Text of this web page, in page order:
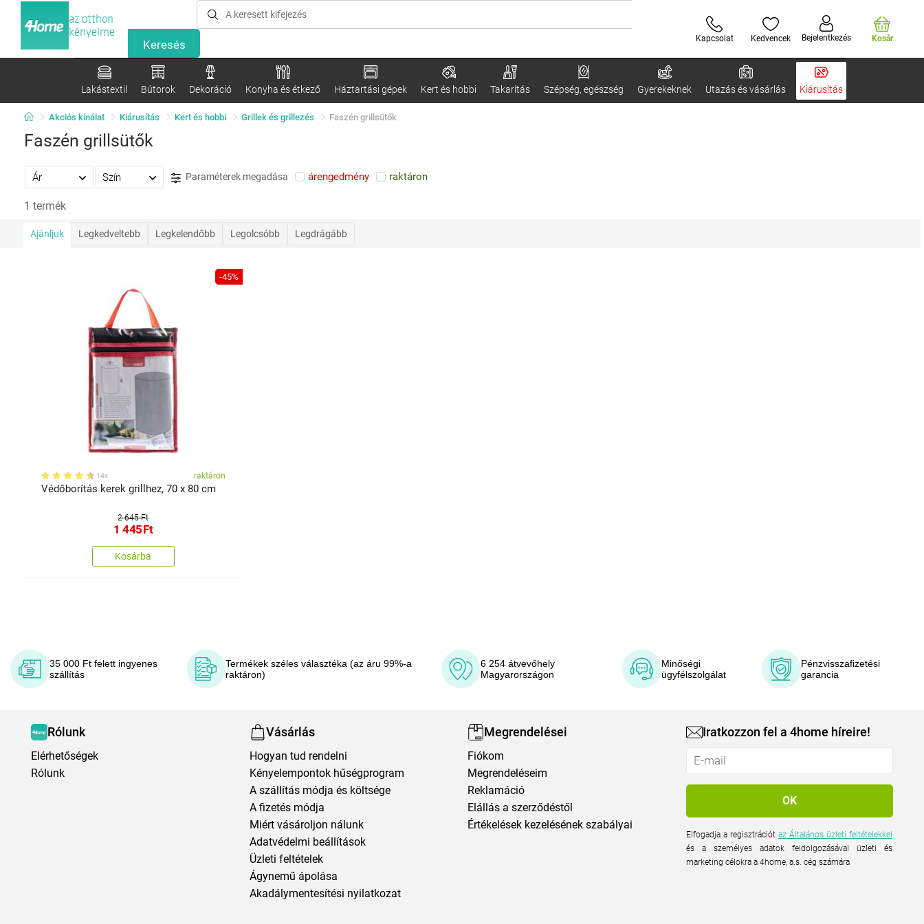
az otthon
kényelme
Kapcsolat Kedvencek Bejelentkezés Kosár
Lakástextil Bútorok Dekoráció Konyha és étkező Háztartási gépek Kert és hobbi Takarítás Szépség, egészség Gyerekeknek Utazás és vásárlás Kiárusítás
Akciós kínálat Kiárusítás Kert és hobbi Grillek és grillezés Faszén grillsütők
Faszén grillsütők
Ár Szín Paraméterek megadása árengedmény raktáron
1 termék
Ajánljuk Legkedveltebb Legkelendőbb Legolcsóbb Legdrágább
-45%
14x raktáron
Védőborítás kerek grillhez, 70 x 80 cm
2 645 Ft
1 445Ft
Kosárba
35 000 Ft felett ingyenes
szállítás
Termékek széles választéka (az áru 99%-a
raktáron)
6 254 átvevőhely
Magyarországon
Minőségi
ügyfélszolgálat
Pénzvisszafizetési
garancia
Rólunk
Elérhetőségek
Rólunk
Vásárlás
Hogyan tud rendelni
Kényelempontok hűségprogram
A szállítás módja és költsége
A fizetés módja
Miért vásároljon nálunk
Adatvédelmi beállítások
Üzleti feltételek
Ágynemű ápolása
Akadálymentesítési nyilatkozat
Megrendelései
Fiókom
Megrendeléseim
Reklamáció
Elállás a szerződéstől
Értékelések kezelésének szabályai
Iratkozzon fel a 4home híreire!
Elfogadja a regisztrációtaz Általános üzleti feltételekkel
és a személyes adatok feldolgozásával üzleti és
marketing célokra a 4home, a.s. cég számára